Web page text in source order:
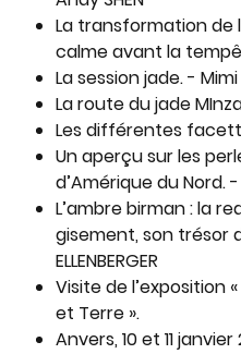
La transformation de
calme avant la
La session jade. - Mimi
La route du jade
Les différentes
Un aperçu sur les
d’Amérique du Nord. -
L’ambre birman : la
gisement, son trésor
ELLENBERGER
Visite de l’exposition
et Terre ».
Anvers, 10 et 11 janvier